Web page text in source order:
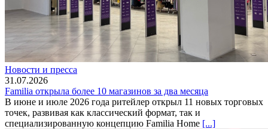
Новости и пресса
31.07.2026
Familia открыла более 10 магазинов за два месяца
В июне и июле 2026 года ритейлер открыл 11 новых торговых
точек, развивая как классический формат, так и
специализированную концепцию Familia Home [...]